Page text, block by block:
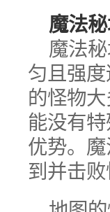
魔法
魔法
匀且强
的怪物
能没有
优势。
到并击